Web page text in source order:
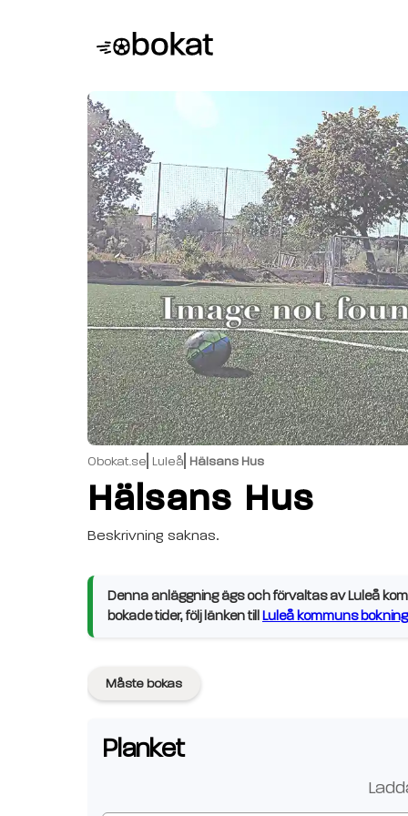
Obokat.se Luleå Hälsans Hus
Hälsans Hus
Beskrivning saknas.
Denna anläggning ägs och förvaltas av Luleå
bokade tider, följ länken till Luleå kommuns
Måste bokas
Planket